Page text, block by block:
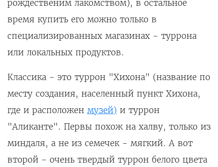
рождественим лакомством), в остальное
время купить его можно только в
специализированных магазинах - туррона
или локальных продуктов.
Классика - это туррон "Хихона" (название по
месту создания, населенный пункт Хихона,
где и расположен музей) и туррон
"Аликанте". Первы похож на халву, только из
миндаля, а не из семечек - мягкий. А вот
второй - очень твердый туррон белого цвета